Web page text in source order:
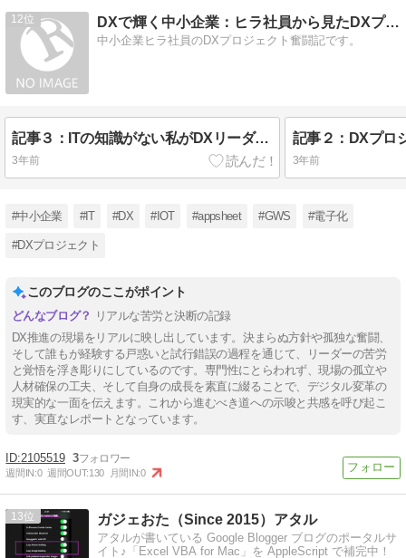
12 DXで輝く中小企業：ヒラ社員から見たDXプロジェクトの舞台裏
中小企業ヒラ社員のDXプロジェクト奮闘記です。
記事３：ITの知識がない私がDXリーダーになった理由
3年前 3年前
#中小企業 #IT #DX #IOT #appsheet #GWS #電子化
#DXプロジェクト
このブログのここがポイント
リアルな苦労と決断の記録
DX推進の現場をリアルに映し出しています。決まらぬ方針や孤独な奮闘、
そして誰もが経験する戸惑いと試行錯誤の過程を通じて、リーダーの苦労
と覚悟を浮き彫りにしているのです。専門性にとらわれず、現場の孤立や
人材確保の工夫、そして自身の成長を素直に綴ることで、デジタル変革の
現実的な一面を伝えます。これから進むべき道への示唆と共感を呼び起こ
す、実直なレポートとなっています。
2105519 3
週間IN:0 週間OUT:130 月間IN:0
13 ガジェおた（Since 2015）アタル
アタルが書いている Google Blogger ブログのポータルサ
イト♪「Excel VBA for Mac」を AppleScript で補完中！